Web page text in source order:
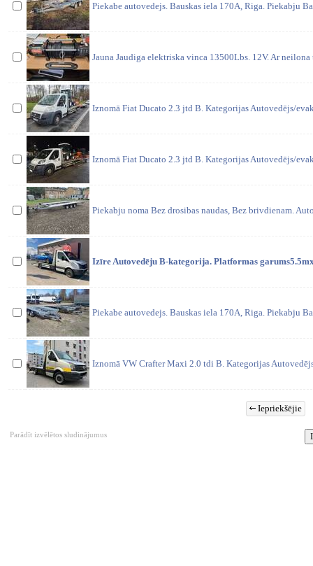
Piekabe autovedejs. Bauskas iela 170A, Riga. Piekabju
Jauna Jaudiga elektriska vinca 13500Lbs. 12V. Ar
Iznomā Fiat Ducato 2.3 jtd B. Kategorijas Autovedējs/
Iznomā Fiat Ducato 2.3 jtd B. Kategorijas Autovedējs/
Piekabju noma Bez drosibas naudas, Bez brivdienam.
Izīre Autovedēju B-kategorija. Platformas
Piekabe autovedejs. Bauskas iela 170A, Riga. Piekabju
Iznomā VW Crafter Maxi 2.0 tdi B. Kategorijas
Iepriekšējie
Parādīt izvēlētos sludinājumus